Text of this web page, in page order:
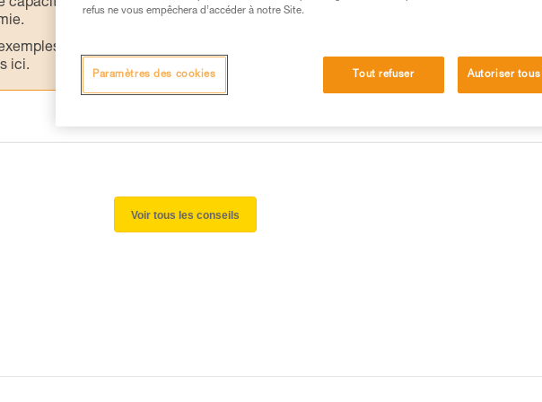
capacité à refaire la manipulation, seul, en toute sécurité, avant de la
de techniques liées à votre activité. Il peut en exister d’autres que
ici.
Voir tous les conseils
refus ne vous empêchera d’accéder à notre Site.
Tout refuser Autoriser
Paramètres des cookies